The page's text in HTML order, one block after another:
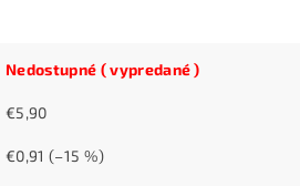
Nedostupné ( vypredané )
€5,90
€0,91(–15 %)